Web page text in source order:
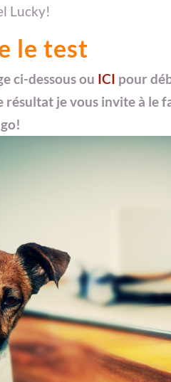
Lucky!
le test
ci-dessous ou ICI pour
je vous invite à le